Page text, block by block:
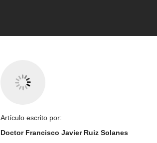
Artículo escrito por:
Doctor Francisco Javier Ruiz Solanes